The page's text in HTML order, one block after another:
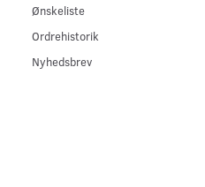
Ønskeliste
Ordrehistorik
Nyhedsbrev